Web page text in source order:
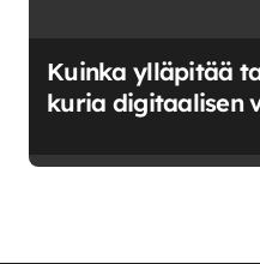
Kuinka ylläpitää
kuria digitaalisen